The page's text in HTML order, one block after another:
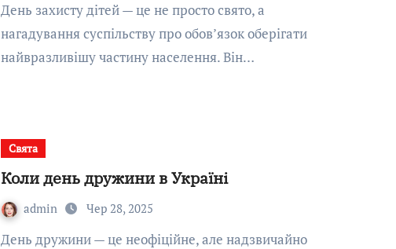
День захисту дітей — це не просто свято, а
нагадування суспільству про обов’язок оберігати
найвразливішу частину населення. Він…
Свята
Коли день дружини в Україні
admin Чер 28, 2025
День дружини — це неофіційне, але надзвичайно